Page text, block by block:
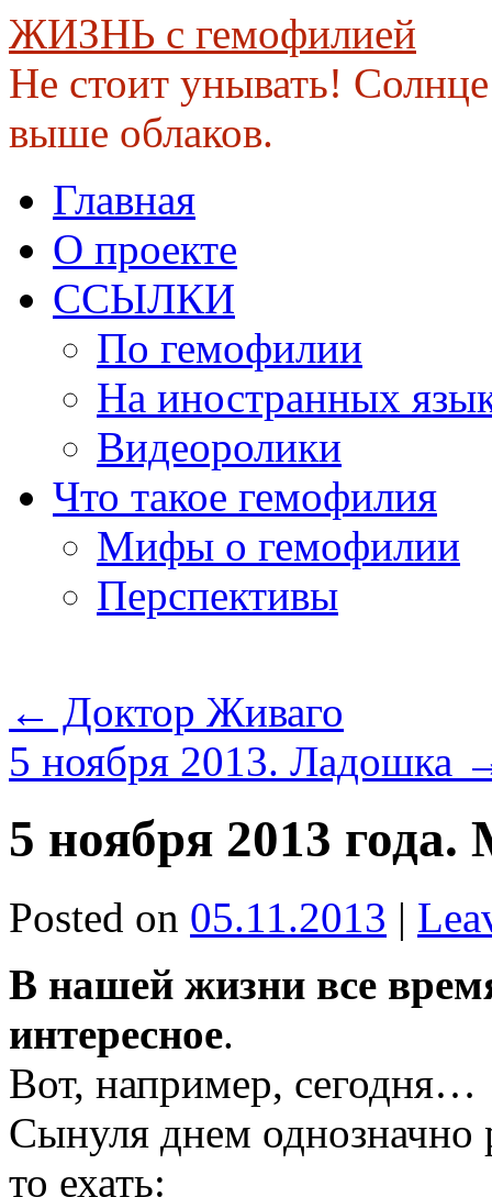
ЖИЗНЬ с гемофилией
Не стоит унывать!
выше облаков.
to
contentГлавная
О проекте
ССЫЛКИ
По гемофилии
На иностранных
Видеоролики
Что такое гемофилия
Мифы о гемофилии
Перспективы
← Доктор Живаго
5 ноября 2013. Ладошка
5 ноября 2013
Posted on 05.11.2013 |
В нашей жизни все
интересное.
Вот, например, сегодня…
Сынуля днем однозначно
то ехать: